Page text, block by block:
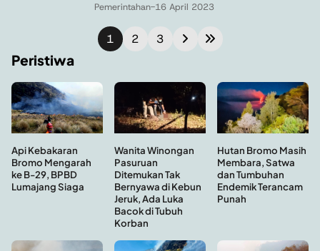
Pemerintahan-16 April 2023
1 2 3
Peristiwa
Api Kebakaran
Bromo Mengarah
ke B-29, BPBD
Lumajang Siaga
Wanita Winongan
Pasuruan
Ditemukan Tak
Bernyawa di Kebun
Jeruk, Ada Luka
Bacok di Tubuh
Korban
Hutan Bromo Masih
Membara, Satwa
dan Tumbuhan
Endemik Terancam
Punah